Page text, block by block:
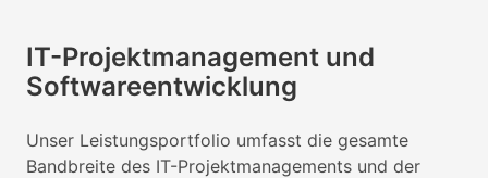
IT-Projektmanagement und
Softwareentwicklung
Unser Leistungsportfolio umfasst die gesamte
Bandbreite des IT-Projektmanagements und der